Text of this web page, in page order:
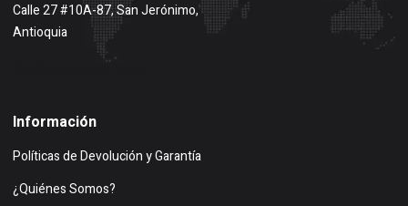
Calle 27 #10A-87, San Jerónimo,
Antioquia
Información
Políticas de Devolución y Garantía
¿Quiénes Somos?